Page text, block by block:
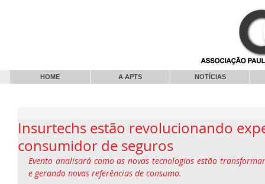
HOME A APTS NOTÍCIAS
Insurtechs estão revolucionando
consumidor de seguros
Evento analisará como as novas tecnologias estão
e gerando novas referências de consumo.